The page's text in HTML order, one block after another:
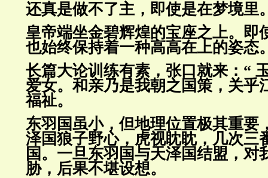
还真是做不了主，即使是在梦境里
皇帝端坐金碧辉煌的宝座之上。即
也始终保持着一种高高在上的姿态
长篇大论训练有素，张口就来：“
爱女。和亲乃是我朝之国策，关乎
福祉。
东羽国虽小，但地理位置极其重要
泽国狼子野心，虎视眈眈，几次三
国。一旦东羽国与天泽国结盟，对
胁，后果不堪设想。